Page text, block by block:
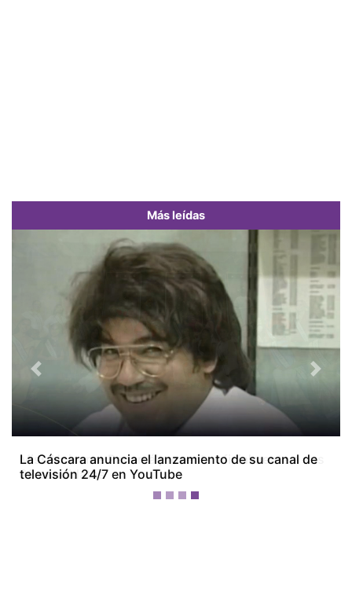
Más leídas
Miss Universe Panamá presenta oficialmente a sus
28 candidatas
Previous Next